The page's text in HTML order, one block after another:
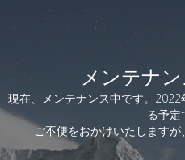
メンテナン
現在、メンテナンス中です。
る予定
ご不便をおかけいたしますが